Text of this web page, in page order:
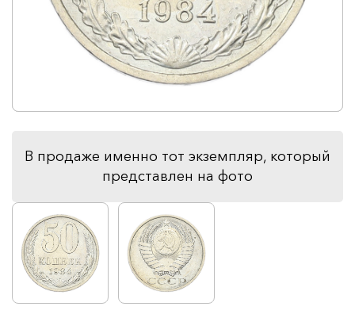
В продаже именно тот экземпляр, который
представлен на фото